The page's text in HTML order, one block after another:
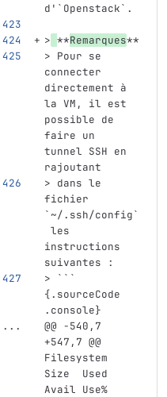
d' `Openstack` .
> **Remarques**
> Pour se
connecter
directement à
la VM, il est
possible de
faire un
tunnel SSH en
rajoutant
> dans le
fichier
`~/.ssh/config`
les
instructions
suivantes :
> ```
{.sourceCode
.console}
...
@@ -540,7
+547,7 @@
Filesystem
Size  Used
Avail Use%